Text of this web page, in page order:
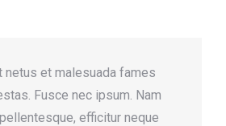
netus et malesuada fames
Fusce nec ipsum. Nam
efficitur neque